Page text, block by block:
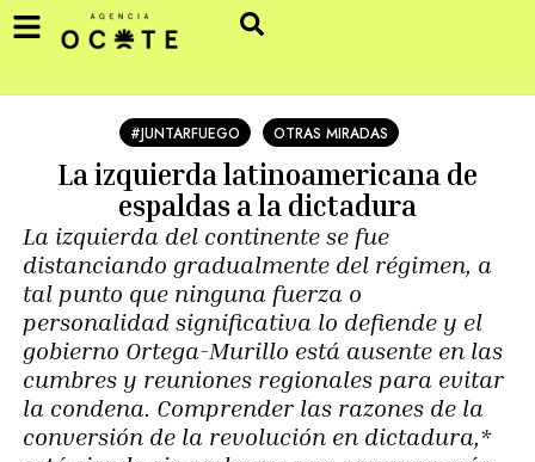
#JUNTARFUEGO OTRAS MIRADAS
La izquierda latinoamericana de
espaldas a la dictadura
La izquierda del continente se fue
distanciando gradualmente del régimen, a
tal punto que ninguna fuerza o
personalidad significativa lo defiende y el
gobierno Ortega-Murillo está ausente en las
cumbres y reuniones regionales para evitar
la condena. Comprender las razones de la
conversión de la revolución en dictadura,*